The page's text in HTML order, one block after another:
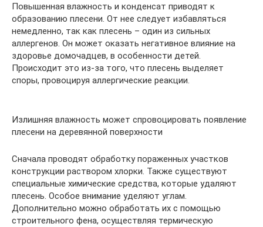
Повышенная влажность и конденсат приводят к
образованию плесени. От нее следует избавляться
немедленно, так как плесень – один из сильных
аллергенов. Он может оказать негативное влияние на
здоровье домочадцев, в особенности детей.
Происходит это из-за того, что плесень выделяет
споры, провоцируя аллергические реакции.
Излишняя влажность может спровоцировать появление
плесени на деревянной поверхности
Сначала проводят обработку пораженных участков
конструкции раствором хлорки. Также существуют
специальные химические средства, которые удаляют
плесень. Особое внимание уделяют углам.
Дополнительно можно обработать их с помощью
строительного фена, осуществляя термическую